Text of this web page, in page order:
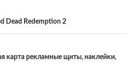
Dead Redemption 2
карта рекламные щиты, наклейки,